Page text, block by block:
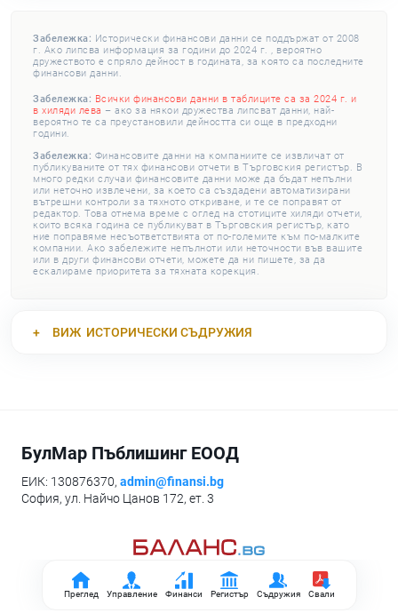
Преглед Управление Финанси Регистър Съдружия Свали
Забележка: Исторически финансови данни се поддържат от 2008
г. Ако липсва информация за години до 2024 г. , вероятно
дружеството е спряло дейност в годината, за която са последните
финансови данни.
Забележка: Всички финансови данни в таблиците са за 2024 г. и
в хиляди лева – ако за някои дружества липсват данни, най-
вероятно те са преустановили дейността си още в предходни
години.
Забележка: Финансовите данни на компаниите се извличат от
публикуваните от тях финансови отчети в Търговския регистър. В
много редки случаи финансовите данни може да бъдат непълни
или неточно извлечени, за което са създадени автоматизирани
вътрешни контроли за тяхното откриване, и те се поправят от
редактор. Това отнема време с оглед на стотиците хиляди отчети,
които всяка година се публикуват в Търговския регистър, като
ние поправяме несъответствията от по-големите към по-малките
компании. Ако забележите непълноти или неточности във вашите
или в други финансови отчети, можете да ни пишете, за да
ескалираме приоритета за тяхната корекция.
ВИЖ ИСТОРИЧЕСКИ СЪДРУЖИЯ
БулМар Пъблишинг ЕООД
ЕИК: 130876370, admin@finansi.bg
София, ул. Найчо Цанов 172, ет. 3